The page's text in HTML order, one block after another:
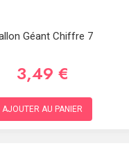
Géant Chiffre 7
3,49 €
AJOUTER AU PANIER